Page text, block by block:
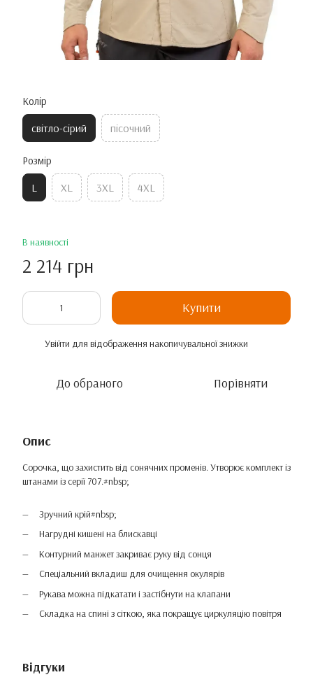
Колір
світло-сірий пісочний
Розмір
L XL 3XL 4XL
В наявності
2 214 грн
Купити
Увійти для відображення накопичувальної знижки
До обраного Порівняти
Опис
Сорочка, що захистить від сонячних променів. Утворює комплект із
штанами із серії 707.#nbsp;
Зручний крій#nbsp;
Нагрудні кишені на блискавці
Контурний манжет закриває руку від сонця
Спеціальний вкладиш для очищення окулярів
Рукава можна підкатати і застібнути на клапани
Складка на спині з сіткою, яка покращує циркуляцію повітря
Відгуки